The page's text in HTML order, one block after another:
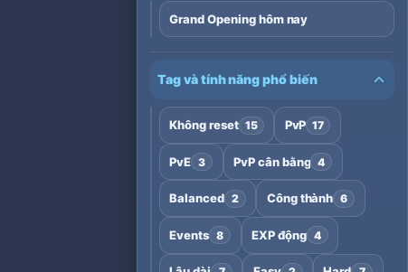
Grand Opening hôm nay
Tag và tính năng phổ biến
Không reset 15 PvP 17
PvE 3 PvP cân bằng 4
Balanced 2 Công thành 6
Events 8 EXP động 4